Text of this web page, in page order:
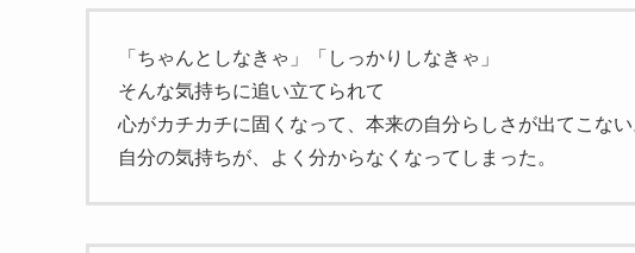
「ちゃんとしなきゃ」「しっかりしなきゃ」
そんな気持ちに追い立てられて
心がカチカチに固くなって、本来の自分らしさが出てこない
自分の気持ちが、よく分からなくなってしまった。